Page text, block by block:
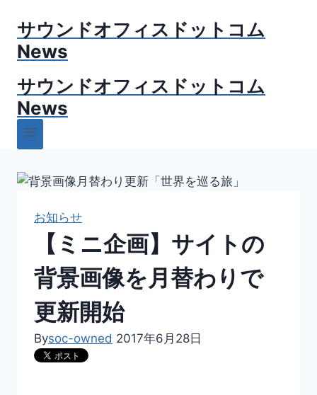
サウンドオフィスドットコム
News
サウンドオフィスドットコム
News
お知らせ
【ミニ企画】サイトの
背景画像を月替わりで
更新開始
Bysoc-owned 2017年6月28日